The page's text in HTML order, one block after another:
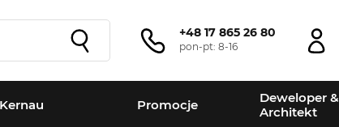
+48 17 865 26 80
pon-pt: 8-16
Promocje
Deweloper &
Architekt